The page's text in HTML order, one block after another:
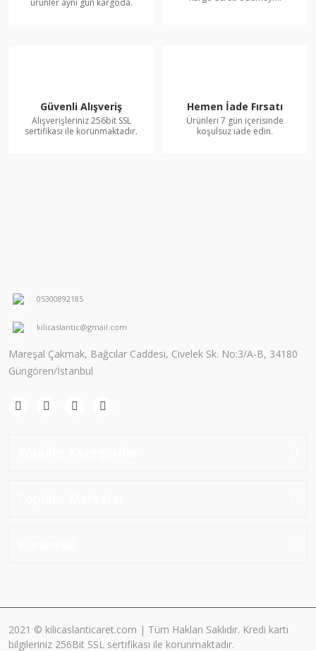
ürünler aynı gün kargoda.
Güvenli Alışveriş
Alışverişleriniz 256bit SSL
sertifikası ile korunmaktadır.
Hemen İade Fırsatı
Ürünleri 7 gün içerisinde
koşulsuz iade edin.
05300892185
kilicaslantic@gmail.com
Mareşal Çakmak, Bağcılar Caddesi, Civelek Sk. No:3/A-B, 34180
Güngören/İstanbul
2021 © kilicaslanticaret.com | Tüm Hakları Saklıdır. Kredi kartı
bilgileriniz 256Bit SSL sertifikası ile korunmaktadır.